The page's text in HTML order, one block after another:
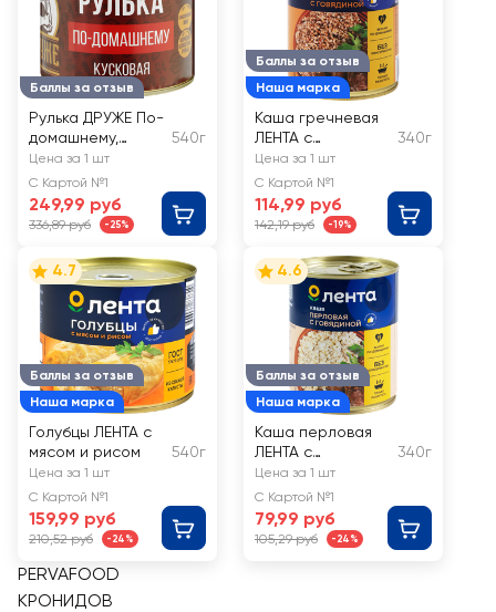
Баллы за отзыв
Рулька ДРУЖЕ По-
домашнему,
кусковая
540г
Цена за 1 шт
С Картой №1
249,99 руб
336,89 руб -25%
Баллы за отзыв
Наша марка
Каша гречневая
ЛЕНТА с
говядиной
340г
Цена за 1 шт
С Картой №1
114,99 руб
142,19 руб -19%
Баллы за отзыв
Наша марка
4.7
Голубцы ЛЕНТА с
мясом и рисом
540г
Цена за 1 шт
С Картой №1
159,99 руб
210,52 руб -24%
Баллы за отзыв
Наша марка
4.6
Каша перловая
ЛЕНТА с
говядиной
340г
Цена за 1 шт
С Картой №1
79,99 руб
105,29 руб -24%
PERVAFOOD
КРОНИДОВ